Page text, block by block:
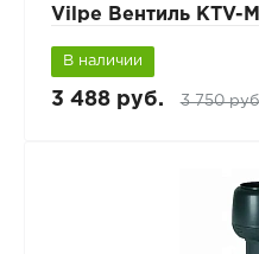
Vilpe Вентиль КТV-
В наличии
3 488 руб. 3 750